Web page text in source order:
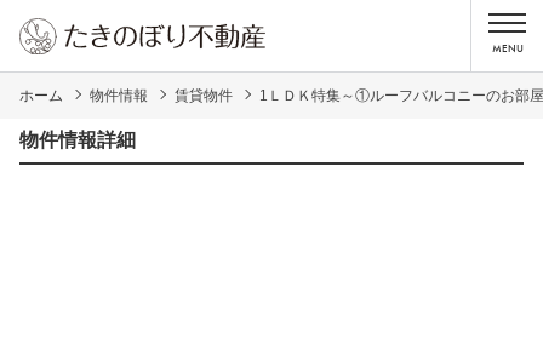
ホーム 物件情報 賃貸物件 1ＬＤＫ特集～①ルーフバルコニーのお部屋
物件情報詳細